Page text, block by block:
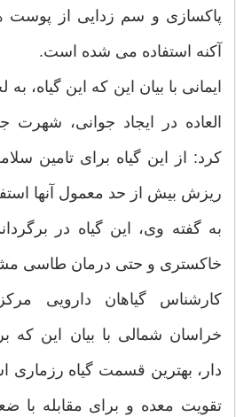
پاکسازی و سم زدایی از
آکنه استفاده می شده است.
ایمانی با بیان این که این گیاه،
العاده در ایجاد جوانی، شهرت
كرد: از این گیاه برای تامین
ریزش بیش از حد معمول آنها
به گفته وی، این گیاه در
خاکستری و حتی درمان طاسی
کارشناس گیاهان دارویی
خراسان شمالی با بیان این
دار، بهترین قسمت گیاه رزماری
تقویت معده و برای مقابله